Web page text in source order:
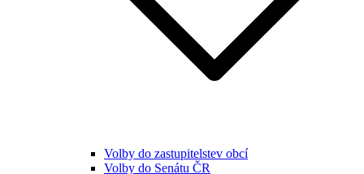
Volby do zastupitelstev obcí
Volby do Senátu ČR